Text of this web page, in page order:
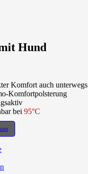
Hund
Komfort auch unterwegs
Komfortpolsterung
bei 95°C